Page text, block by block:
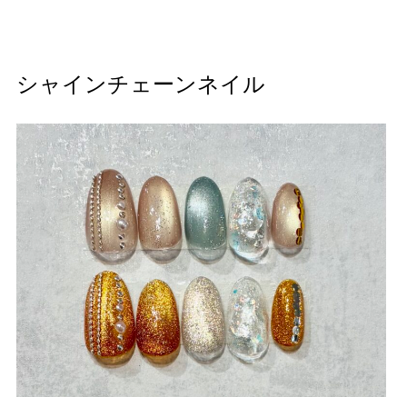
シャインチェーンネイル